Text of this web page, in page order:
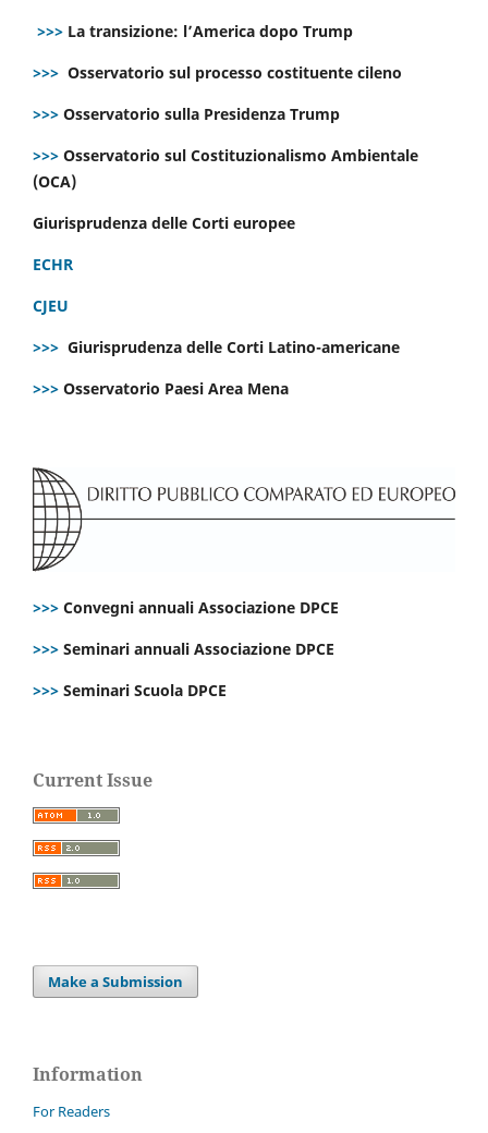
>>> La transizione: l’America dopo Trump
>>> Osservatorio sul processo costituente cileno
>>> Osservatorio sulla Presidenza Trump
>>> Osservatorio sul Costituzionalismo Ambientale
(OCA)
Giurisprudenza delle Corti europee
ECHR
CJEU
>>> Giurisprudenza delle Corti Latino-americane
>>> Osservatorio Paesi Area Mena
>>> Convegni annuali Associazione DPCE
>>> Seminari annuali Associazione DPCE
>>> Seminari Scuola DPCE
Current Issue
Make a Submission
Information
For Readers